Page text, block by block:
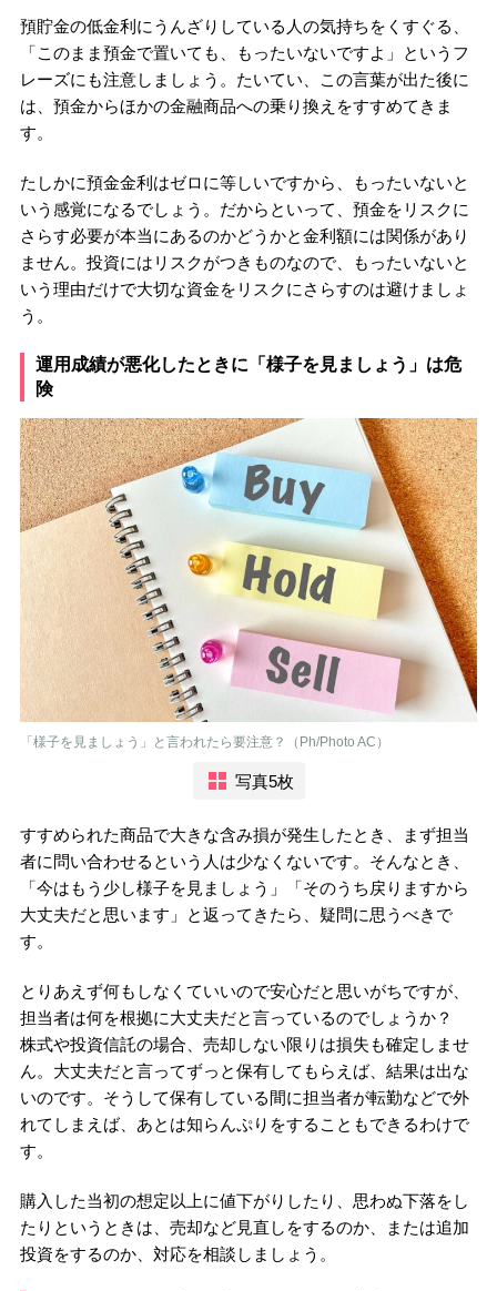
預貯金の低金利にうんざりしている人の気持ちをくすぐる、
「このまま預金で置いても、もったいないですよ」というフ
レーズにも注意しましょう。たいてい、この言葉が出た後に
は、預金からほかの金融商品への乗り換えをすすめてきま
す。
たしかに預金金利はゼロに等しいですから、もったいないと
いう感覚になるでしょう。だからといって、預金をリスクに
さらす必要が本当にあるのかどうかと金利額には関係があり
ません。投資にはリスクがつきものなので、もったいないと
いう理由だけで大切な資金をリスクにさらすのは避けましょ
う。
運用成績が悪化したときに「様子を見ましょう」は危
険
「様子を見ましょう」と言われたら要注意？（Ph/Photo AC）
写真5枚
すすめられた商品で大きな含み損が発生したとき、まず担当
者に問い合わせるという人は少なくないです。そんなとき、
「今はもう少し様子を見ましょう」「そのうち戻りますから
大丈夫だと思います」と返ってきたら、疑問に思うべきで
す。
とりあえず何もしなくていいので安心だと思いがちですが、
担当者は何を根拠に大丈夫だと言っているのでしょうか？
株式や投資信託の場合、売却しない限りは損失も確定しませ
ん。大丈夫だと言ってずっと保有してもらえば、結果は出な
いのです。そうして保有している間に担当者が転勤などで外
れてしまえば、あとは知らんぷりをすることもできるわけで
す。
購入した当初の想定以上に値下がりしたり、思わぬ下落をし
たりというときは、売却など見直しをするのか、または追加
投資をするのか、対応を相談しましょう。